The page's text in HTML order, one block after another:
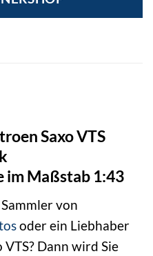
Saxo VTS
im Maßstab 1:43
von
oder ein Liebhaber
Dann wird Sie